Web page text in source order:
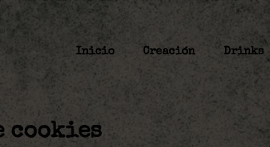
Inicio Creación Drinks
cookies